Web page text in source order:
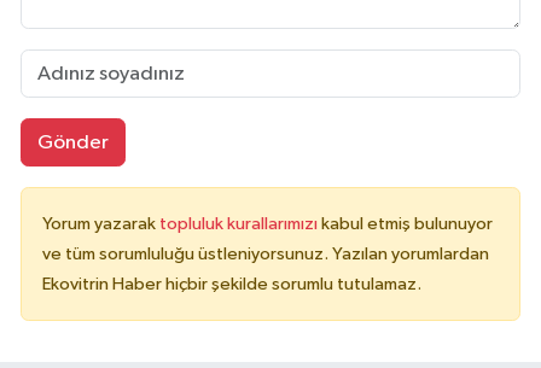
Gönder
Yorum yazarak topluluk kurallarımızı kabul etmiş bulunuyor
ve tüm sorumluluğu üstleniyorsunuz. Yazılan yorumlardan
Ekovitrin Haber hiçbir şekilde sorumlu tutulamaz.